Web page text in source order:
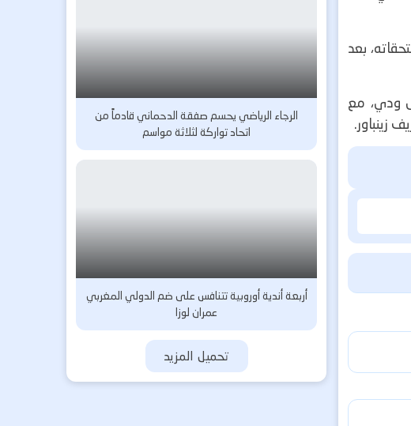
بعد
ودي، مع
زينباور.
الرجاء الرياضي يحسم صفقة الدحماني قادماً من
اتحاد تواركة لثلاثة مواسم
أربعة أندية أوروبية تتنافس على ضم الدولي المغربي
عمران لوزا
تحميل المزيد